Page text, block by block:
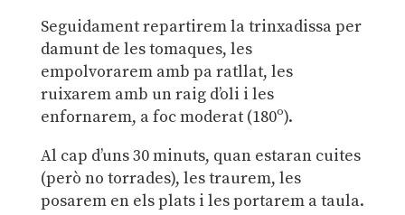
Seguidament repartirem la trinxadissa per
damunt de les tomaques, les
empolvorarem amb pa ratllat, les
ruixarem amb un raig d’oli i les
enfornarem, a foc moderat (180º).
Al cap d’uns 30 minuts, quan estaran cuites
(però no torrades), les traurem, les
posarem en els plats i les portarem a taula.